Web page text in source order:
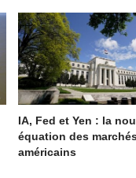
IA, Fed et Yen : la
équation des
américains